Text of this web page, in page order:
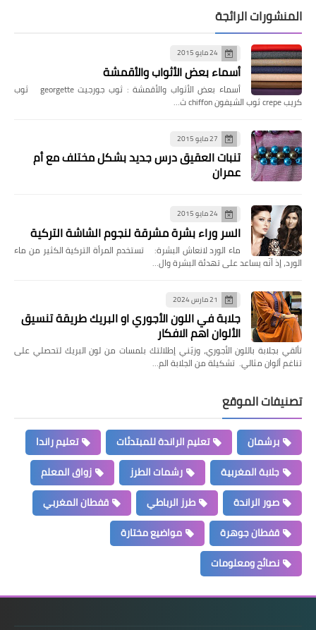
المنشورات الرائجة
24 مايو 2015
أسماء بعض الأثواب والأقمشة
أسماء بعض الأثواب والأقمشة : ثوب جورجيت georgette ثوب
كريب crepe ثوب الشيفون chiffon ث…
27 مايو 2015
تنبات العقيق درس جديد بشكل مختلف مع أم
عمران
24 مايو 2015
السر وراء بشرة مشرقة لنجوم الشاشة التركية
ماء الورد لانعاش البشرة: تستخدم المرأة التركية الكثير من ماء
الورد، إذ أنّه يساعد على تهدئة البشرة وال…
21 مارس 2024
جلابة في اللون الأجوري او البريك طريقة تنسيق
الألوان اهم الافكار
تألقي بجلابة باللون الأجوري، وزيّني إطلالتك بلمسات من لون البريك لتحصلي على
تناغم ألوان مثالي. تشكيلة من الجلابة الم…
تصنيفات الموقع
برشمان تعليم الراندة للمبتدئات
تعليم راندا
جلابة المغربية
رشمات الطرز
زواق المعلم
صور الراندة
طرز الرباطي
قفطان المغربي
قفطان جوهرة
مواضيع مختارة
نصائح ومعلومات